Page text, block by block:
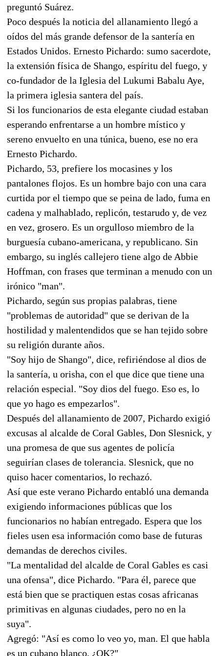
preguntó Suárez.
Poco después la noticia del allanamiento llegó a
oídos del más grande defensor de la santería en
Estados Unidos. Ernesto Pichardo: sumo sacerdote,
la extensión física de Shango, espíritu del fuego, y
co-fundador de la Iglesia del Lukumi Babalu Aye,
la primera iglesia santera del país.
Si los funcionarios de esta elegante ciudad estaban
esperando enfrentarse a un hombre místico y
sereno envuelto en una túnica, bueno, ese no era
Ernesto Pichardo.
Pichardo, 53, prefiere los mocasines y los
pantalones flojos. Es un hombre bajo con una cara
curtida por el tiempo que se peina de lado, fuma en
cadena y malhablado, replicón, testarudo y, de vez
en vez, grosero. Es un orgulloso miembro de la
burguesía cubano-americana, y republicano. Sin
embargo, su inglés callejero tiene algo de Abbie
Hoffman, con frases que terminan a menudo con un
irónico "man".
Pichardo, según sus propias palabras, tiene
"problemas de autoridad" que se derivan de la
hostilidad y malentendidos que se han tejido sobre
su religión durante años.
"Soy hijo de Shango", dice, refiriéndose al dios de
la santería, u orisha, con el que dice que tiene una
relación especial. "Soy dios del fuego. Eso es, lo
que yo hago es empezarlos".
Después del allanamiento de 2007, Pichardo exigió
excusas al alcalde de Coral Gables, Don Slesnick, y
una promesa de que sus agentes de policía
seguirían clases de tolerancia. Slesnick, que no
quiso hacer comentarios, lo rechazó.
Así que este verano Pichardo entabló una demanda
exigiendo informaciones públicas que los
funcionarios no habían entregado. Espera que los
fieles usen esa información como base de futuras
demandas de derechos civiles.
"La mentalidad del alcalde de Coral Gables es casi
una ofensa", dice Pichardo. "Para él, parece que
está bien que se practiquen estas cosas africanas
primitivas en algunas ciudades, pero no en la
suya".
Agregó: "Así es como lo veo yo, man. El que habla
es un cubano blanco, ¿OK?"